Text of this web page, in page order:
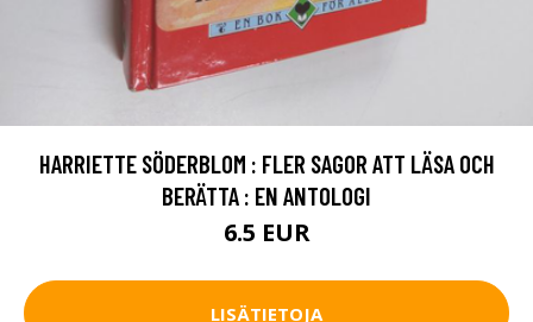
HARRIETTE SÖDERBLOM : FLER SAGOR ATT LÄSA OCH
BERÄTTA : EN ANTOLOGI
6.5 EUR
LISÄTIETOJA